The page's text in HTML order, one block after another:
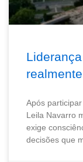
Após
Leila Navarro
exige
decisões que